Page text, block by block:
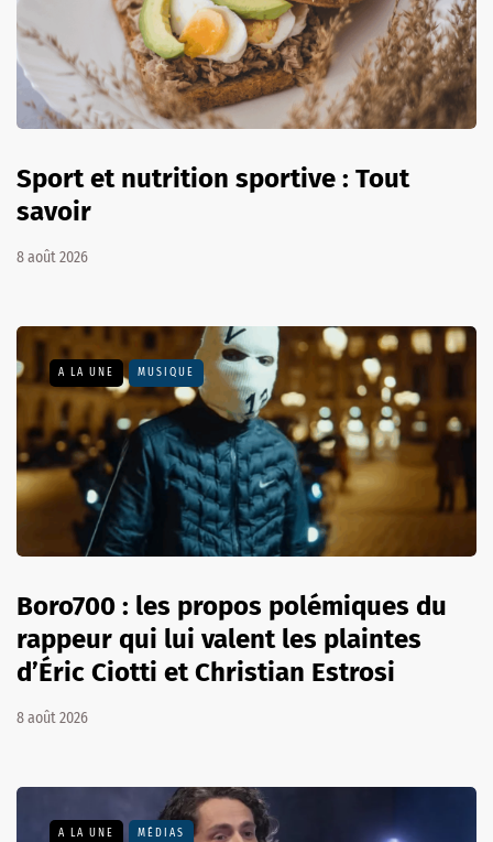
Sport et nutrition sportive : Tout
savoir
8 août 2026
A LA UNE MUSIQUE
Boro700 : les propos polémiques du
rappeur qui lui valent les plaintes
d’Éric Ciotti et Christian Estrosi
8 août 2026
A LA UNE MÉDIAS